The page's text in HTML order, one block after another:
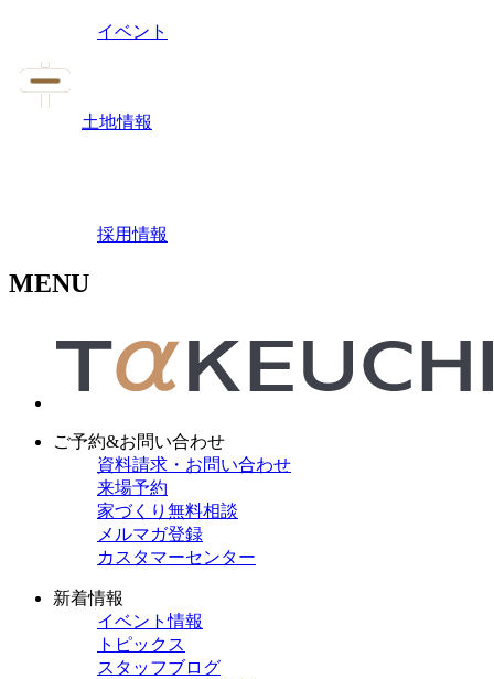
イベント
土地情報
採用情報
MENU
ご予約&お問い合わせ
資料請求・お問い合わせ
来場予約
家づくり無料相談
メルマガ登録
カスタマーセンター
新着情報
イベント情報
トピックス
スタッフブログ